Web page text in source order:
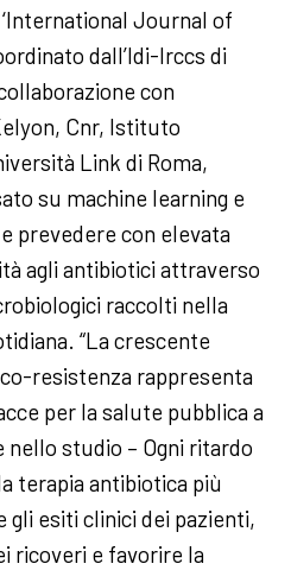
Journal of
dall’Idi-Irccs di
con
Cnr, Istituto
Link di Roma,
su machine learning e
prevedere con elevata
agli antibiotici attraverso
raccolti nella
“La crescente
resistenza rappresenta
per la salute pubblica a
nello studio – Ogni ritardo
terapia antibiotica più
gli esiti clinici dei pazienti,
ricoveri e favorire la